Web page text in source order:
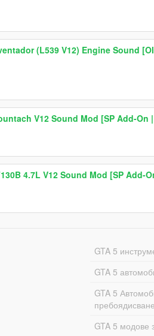
(L539 V12) Engine Sound
V12 Sound Mod [SP Add-On
4.7L V12 Sound Mod [SP Add-
GTA 5
GTA 5
GTA 5
пребоядисване
GTA 5 модове